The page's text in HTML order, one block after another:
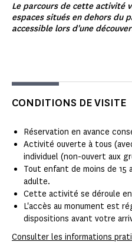
Le parcours de cette activité
espaces situés en dehors du
accessible lors d'une
CONDITIONS DE VISITE
Réservation en avance
Activité ouverte à tous
individuel (non-ouvert aux
Tout enfant de moins de 15
adulte.
Cette activité se déroule
L'accès au monument est
dispositions avant votre
Consulter les informations